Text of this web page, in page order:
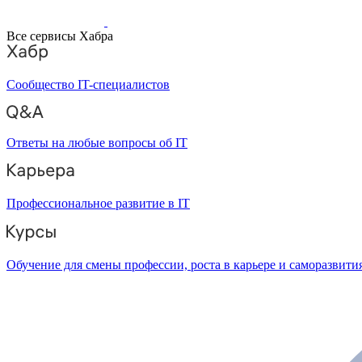
Все сервисы Хабра
Сообщество IT-специалистов
Ответы на любые вопросы об IT
Профессиональное развитие в IT
Обучение для смены профессии, роста в карьере и